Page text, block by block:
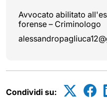
Avvocato abilitato
forense – Criminologo
Condividi su: